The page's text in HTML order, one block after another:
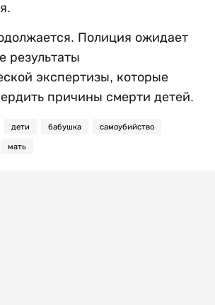
Полиция ожидает
результаты
экспертизы, которые
причины смерти детей.
дети бабушка самоубийство
мать